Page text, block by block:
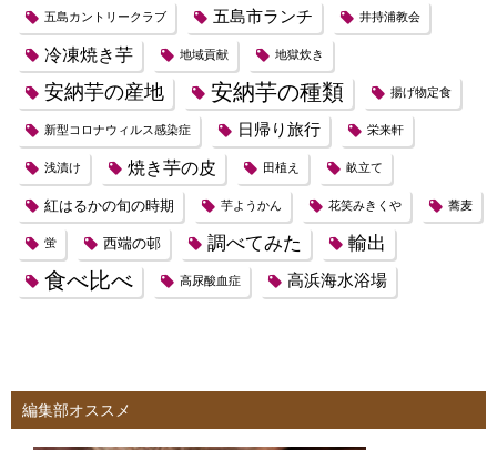
五島カントリークラブ 五島市ランチ 井持浦教会
冷凍焼き芋 地域貢献 地獄炊き
安納芋の産地 安納芋の種類 揚げ物定食
新型コロナウィルス感染症 日帰り旅行 栄来軒
浅漬け 焼き芋の皮 田植え 畝立て
紅はるかの旬の時期 芋ようかん 花笑みきくや 蕎麦
蛍 西端の邨 調べてみた 輸出
食べ比べ 高尿酸血症 高浜海水浴場
編集部オススメ